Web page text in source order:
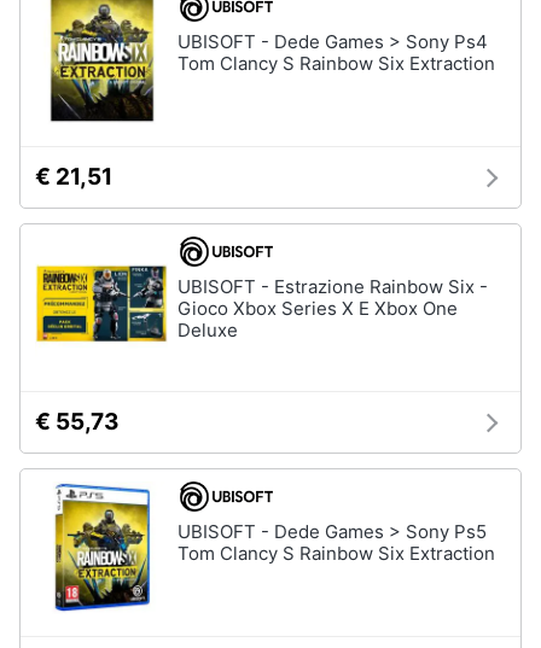
musica
Clima
Brico
Giardinaggio
Salute
e
Beauty
Giocattoli
Prima
infanzia
Giochi
nintendo
switch
Giochi
Vedi
tutti
Accessori
videogiochi
Joystick
ps4
Playstation
Playstation
UBISOFT - Dede Games > Sony Ps4
Tom Clancy S Rainbow Six Extraction
€ 21,51
UBISOFT - Estrazione Rainbow Six -
Gioco Xbox Series X E Xbox One
Deluxe
€ 55,73
UBISOFT - Dede Games > Sony Ps5
Tom Clancy S Rainbow Six Extraction